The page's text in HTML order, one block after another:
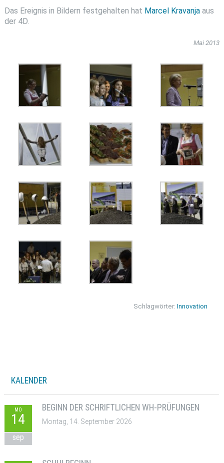
Das Ereignis in Bildern festgehalten hat Marcel Kravanja aus
der 4D.
Mai 2013
Schlagwörter:Innovation
KALENDER
MO
14
sep
BEGINN DER SCHRIFTLICHEN WH-PRÜFUNGEN
Montag, 14. September 2026